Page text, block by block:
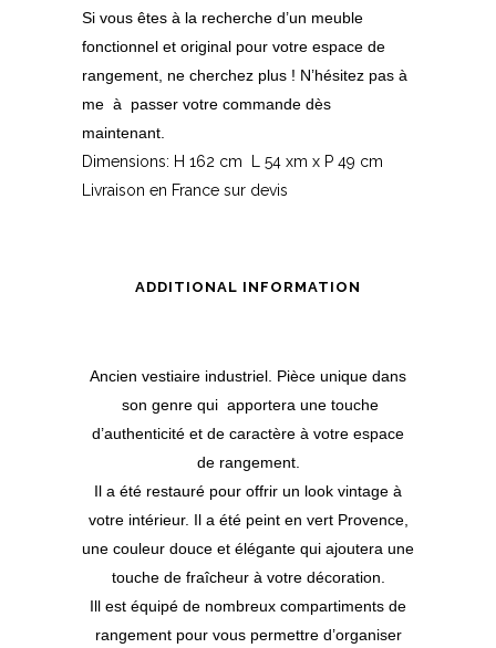
Si vous êtes à la recherche d’un meuble
fonctionnel et original pour votre espace de
rangement, ne cherchez plus ! N’hésitez pas à
me à passer votre commande dès
maintenant.
Dimensions: H 162 cm L 54 xm x P 49 cm
Livraison en France sur devis
ADDITIONAL INFORMATION
Ancien vestiaire industriel. Pièce unique dans
son genre qui apportera une touche
d’authenticité et de caractère à votre espace
de rangement.
Il a été restauré pour offrir un look vintage à
votre intérieur. Il a été peint en vert Provence,
une couleur douce et élégante qui ajoutera une
touche de fraîcheur à votre décoration.
Ill est équipé de nombreux compartiments de
rangement pour vous permettre d’organiser